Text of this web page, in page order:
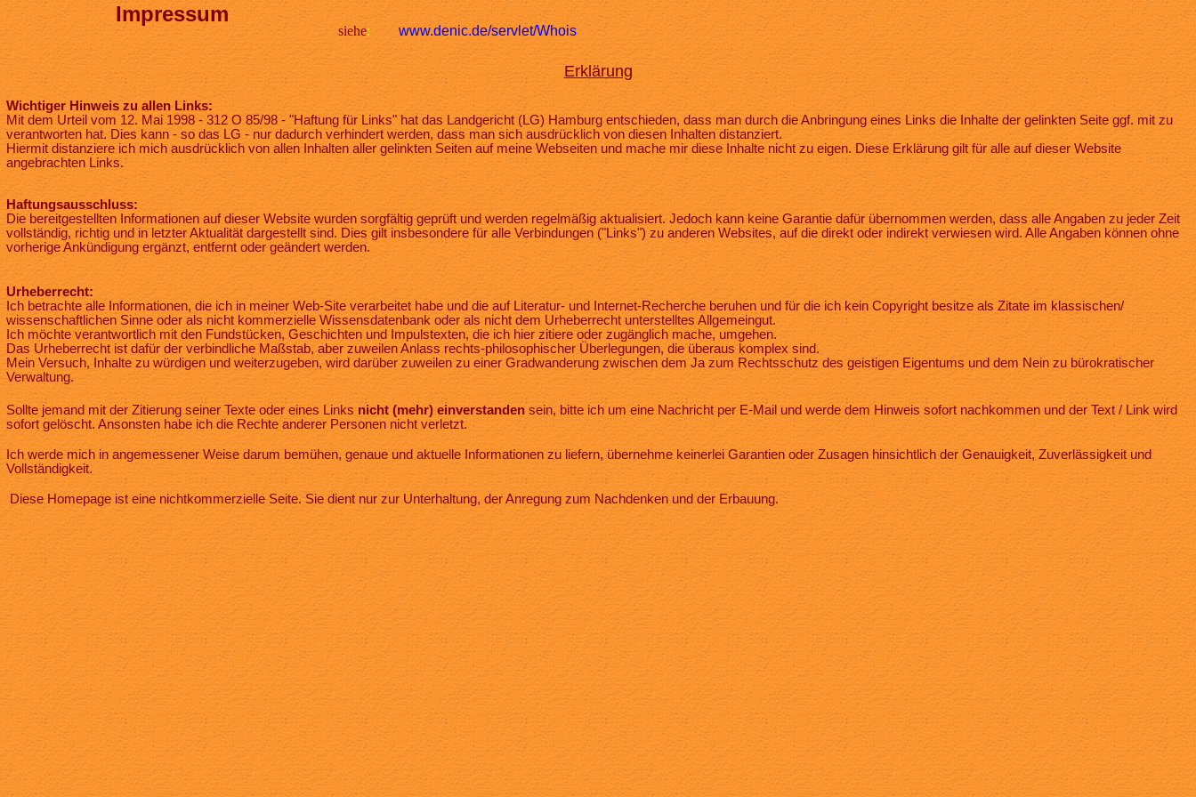
Impressum
siehe: www.denic.de/servlet/Whois
Erklärung
Wichtiger Hinweis zu allen Links:
Mit dem Urteil vom 12. Mai 1998 - 312 O 85/98 - "Haftung für Links" hat das Landgericht (LG) Hamburg entschieden, dass man durch die Anbringung eines Links die Inhalte der gelinkten Seite ggf. mit zu
verantworten hat. Dies kann - so das LG - nur dadurch verhindert werden, dass man sich ausdrücklich von diesen Inhalten distanziert.
Hiermit distanziere ich mich ausdrücklich von allen Inhalten aller gelinkten Seiten auf meine Webseiten und mache mir diese Inhalte nicht zu eigen. Diese Erklärung gilt für alle auf dieser Website
angebrachten Links.
Haftungsausschluss:
Die bereitgestellten Informationen auf dieser Website wurden sorgfältig geprüft und werden regelmäßig aktualisiert. Jedoch kann keine Garantie dafür übernommen werden, dass alle Angaben zu jeder Zeit
vollständig, richtig und in letzter Aktualität dargestellt sind. Dies gilt insbesondere für alle Verbindungen ("Links") zu anderen Websites, auf die direkt oder indirekt verwiesen wird. Alle Angaben können ohne
vorherige Ankündigung ergänzt, entfernt oder geändert werden.
Urheberrecht:
Ich betrachte alle Informationen, die ich in meiner Web-Site verarbeitet habe und die auf Literatur- und Internet-Recherche beruhen und für die ich kein Copyright besitze als Zitate im klassischen/
wissenschaftlichen Sinne oder als nicht kommerzielle Wissensdatenbank oder als nicht dem Urheberrecht unterstelltes Allgemeingut.
Ich möchte verantwortlich mit den Fundstücken, Geschichten und Impulstexten, die ich hier zitiere oder zugänglich mache, umgehen.
Das Urheberrecht ist dafür der verbindliche Maßstab, aber zuweilen Anlass rechts-philosophischer Überlegungen, die überaus komplex sind.
Mein Versuch, Inhalte zu würdigen und weiterzugeben, wird darüber zuweilen zu einer Gradwanderung zwischen dem Ja zum Rechtsschutz des geistigen Eigentums und dem Nein zu bürokratischer
Verwaltung.
Sollte jemand mit der Zitierung seiner Texte oder eines Links nicht (mehr) einverstanden sein, bitte ich um eine Nachricht per E-Mail und werde dem Hinweis sofort nachkommen und der Text / Link wird
sofort gelöscht. Ansonsten habe ich die Rechte anderer Personen nicht verletzt.
Ich werde mich in angemessener Weise darum bemühen, genaue und aktuelle Informationen zu liefern, übernehme keinerlei Garantien oder Zusagen hinsichtlich der Genauigkeit, Zuverlässigkeit und
Vollständigkeit.
Diese Homepage ist eine nichtkommerzielle Seite. Sie dient nur zur Unterhaltung, der Anregung zum Nachdenken und der Erbauung.